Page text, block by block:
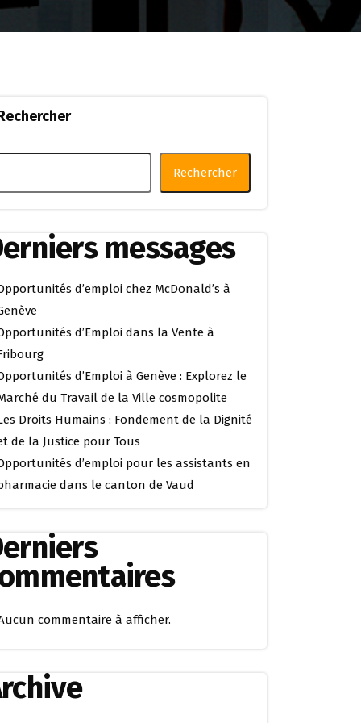
Rechercher
messages
d’emploi chez McDonald’s à
d’Emploi dans la Vente à
d’Emploi à Genève : Explorez le
du Travail de la Ville cosmopolite
Droits Humains : Fondement de la Dignité
de la Justice pour Tous
d’emploi pour les assistants en
dans le canton de Vaud
commentaire à afficher.